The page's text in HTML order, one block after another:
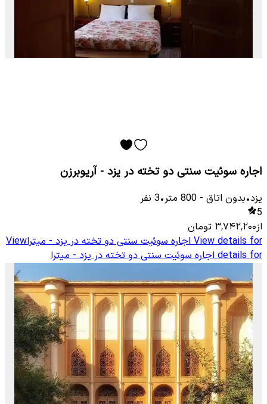
اجاره سوئیت سنتی دو تخته در یزد - آریوبرزن
یزد•بدون اتاق -
800 متر•
3 نفر
5
از۳٬۷۴۲٬۲۰۰ تومان
View details for اجاره سوئیت سنتی دو تخته در یزد - میتراView
details for اجاره سوئیت سنتی دو تخته در یزد - میترا